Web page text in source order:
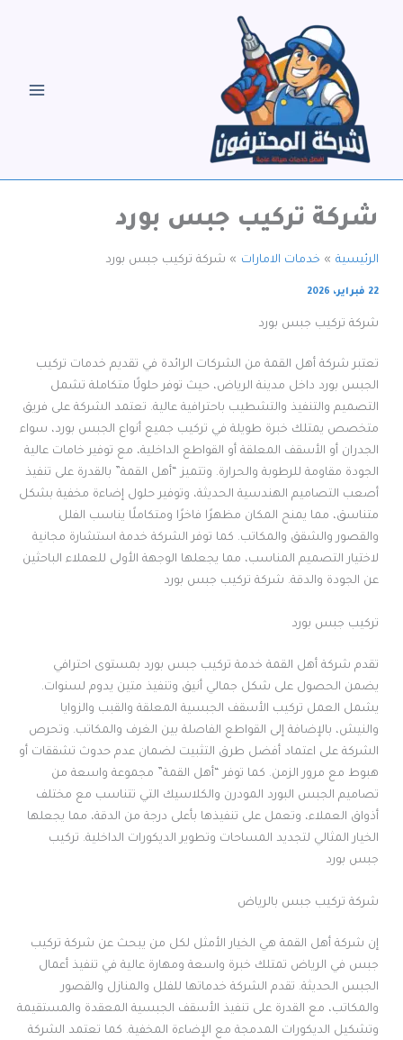
شركة تركيب جبس بورد
الرئيسية خدمات الامارات شركة تركيب جبس بورد
22 فبراير، 2026
شركة تركيب جبس بورد
تعتبر شركة أهل القمة من الشركات الرائدة في تقديم خدمات تركيب
الجبس بورد داخل مدينة الرياض، حيث توفر حلولًا متكاملة تشمل
التصميم والتنفيذ والتشطيب باحترافية عالية. تعتمد الشركة على فريق
متخصص يمتلك خبرة طويلة في تركيب جميع أنواع الجبس بورد، سواء
الجدران أو الأسقف المعلقة أو القواطع الداخلية، مع توفير خامات عالية
الجودة مقاومة للرطوبة والحرارة. وتتميز “أهل القمة” بالقدرة على تنفيذ
أصعب التصاميم الهندسية الحديثة، وتوفير حلول إضاءة مخفية بشكل
متناسق، مما يمنح المكان مظهرًا فاخرًا ومتكاملًا يناسب الفلل
والقصور والشقق والمكاتب. كما توفر الشركة خدمة استشارة مجانية
لاختيار التصميم المناسب، مما يجعلها الوجهة الأولى للعملاء الباحثين
عن الجودة والدقة. شركة تركيب جبس بورد
تركيب جبس بورد
تقدم شركة أهل القمة خدمة تركيب جبس بورد بمستوى احترافي
يضمن الحصول على شكل جمالي أنيق وتنفيذ متين يدوم لسنوات.
يشمل العمل تركيب الأسقف الجبسية المعلقة والقبب والزوايا
والنيش، بالإضافة إلى القواطع الفاصلة بين الغرف والمكاتب. وتحرص
الشركة على اعتماد أفضل طرق التثبيت لضمان عدم حدوث تشققات أو
هبوط مع مرور الزمن. كما توفر “أهل القمة” مجموعة واسعة من
تصاميم الجبس البورد المودرن والكلاسيك التي تتناسب مع مختلف
أذواق العملاء، وتعمل على تنفيذها بأعلى درجة من الدقة، مما يجعلها
الخيار المثالي لتجديد المساحات وتطوير الديكورات الداخلية. تركيب
جبس بورد
شركة تركيب جبس بالرياض
إن شركة أهل القمة هي الخيار الأمثل لكل من يبحث عن شركة تركيب
جبس في الرياض تمتلك خبرة واسعة ومهارة عالية في تنفيذ أعمال
الجبس الحديثة. تقدم الشركة خدماتها للفلل والمنازل والقصور
والمكاتب، مع القدرة على تنفيذ الأسقف الجبسية المعقدة والمستقيمة
وتشكيل الديكورات المدمجة مع الإضاءة المخفية. كما تعتمد الشركة